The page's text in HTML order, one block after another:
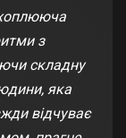
з
складну
яка
відчуває